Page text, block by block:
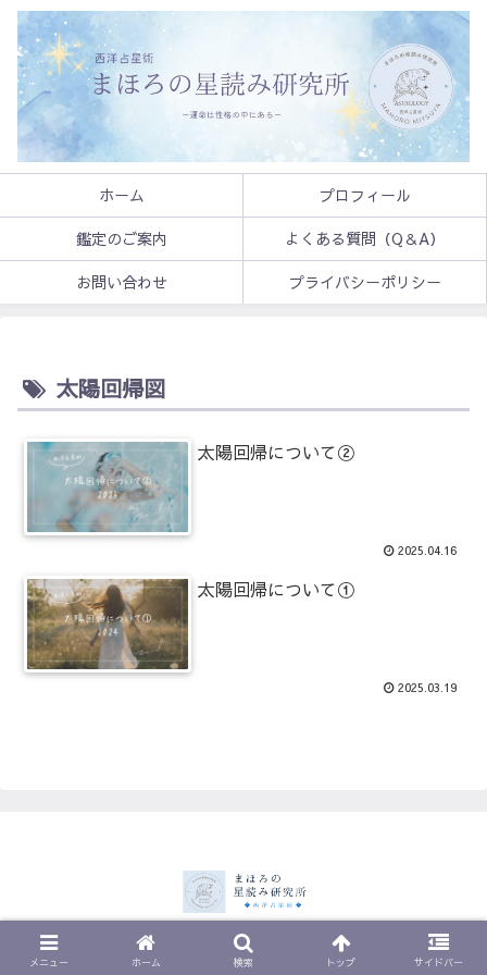
ホーム
プロフィール
鑑定のご案内
よくある質問（Q＆A）
お問い合わせ
プライバシーポリシー
太陽回帰図
太陽回帰について②
2025.04.16
太陽回帰について①
2025.03.19
© 2023 まほろの星読み研究所.
メニュー ホーム 検索 トップ サイドバー